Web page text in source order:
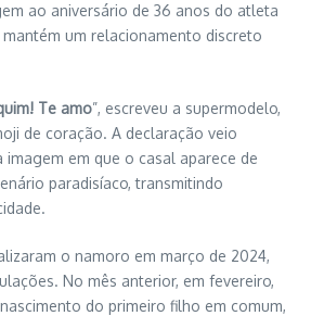
ao aniversário de 36 anos do atleta
um relacionamento discreto
Te amo”, escreveu a supermodelo,
de coração. A declaração veio
imagem em que o casal aparece de
paradisíaco, transmitindo
o namoro em março de 2024,
No mês anterior, em fevereiro,
do primeiro filho em comum,